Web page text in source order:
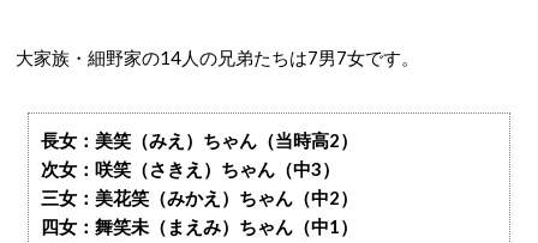
大家族・細野家の14人の兄弟たちは7男7女です。
長女：美笑（みえ）ちゃん（当時高2）
次女：咲笑（さきえ）ちゃん（中3）
三女：美花笑（みかえ）ちゃん（中2）
四女：舞笑未（まえみ）ちゃん（中1）